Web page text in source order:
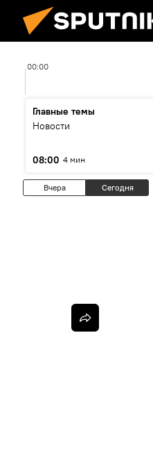
00:00
Главные темы
Новости
08:00 4 мин
Вчера Сегодня